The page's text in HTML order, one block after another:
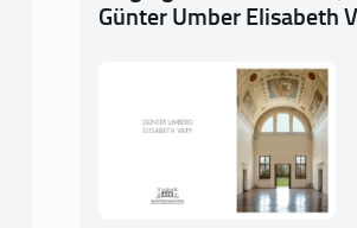
Günter Umber Elisabeth